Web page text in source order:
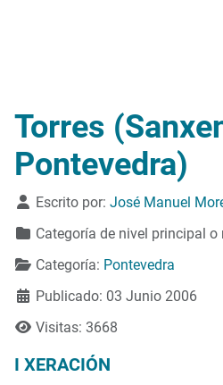
Torres
Pontevedra)
Detalles
Escrito por: José Manuel
Categoría de nivel principal o
Categoría: Pontevedra
Publicado: 03 Junio 2006
Visitas: 3668
I XERACIÓN